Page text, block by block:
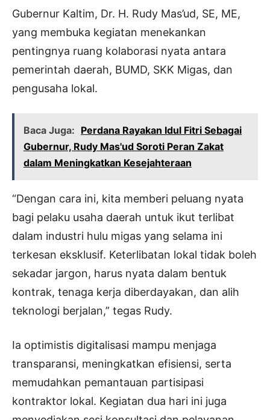
Gubernur Kaltim, Dr. H. Rudy Mas’ud, SE, ME,
yang membuka kegiatan menekankan
pentingnya ruang kolaborasi nyata antara
pemerintah daerah, BUMD, SKK Migas, dan
pengusaha lokal.
Baca Juga: Perdana Rayakan Idul Fitri Sebagai
Gubernur, Rudy Mas'ud Soroti Peran Zakat
dalam Meningkatkan Kesejahteraan
“Dengan cara ini, kita memberi peluang nyata
bagi pelaku usaha daerah untuk ikut terlibat
dalam industri hulu migas yang selama ini
terkesan eksklusif. Keterlibatan lokal tidak boleh
sekadar jargon, harus nyata dalam bentuk
kontrak, tenaga kerja diberdayakan, dan alih
teknologi berjalan,” tegas Rudy.
Ia optimistis digitalisasi mampu menjaga
transparansi, meningkatkan efisiensi, serta
memudahkan pemantauan partisipasi
kontraktor lokal. Kegiatan dua hari ini juga